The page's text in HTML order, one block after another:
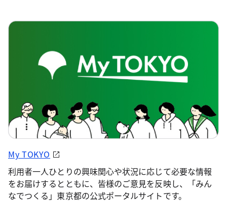
My TOKYO
利用者一人ひとりの興味関心や状況に応じて必要な情報
をお届けするとともに、皆様のご意見を反映し、「みん
なでつくる」東京都の公式ポータルサイトです。